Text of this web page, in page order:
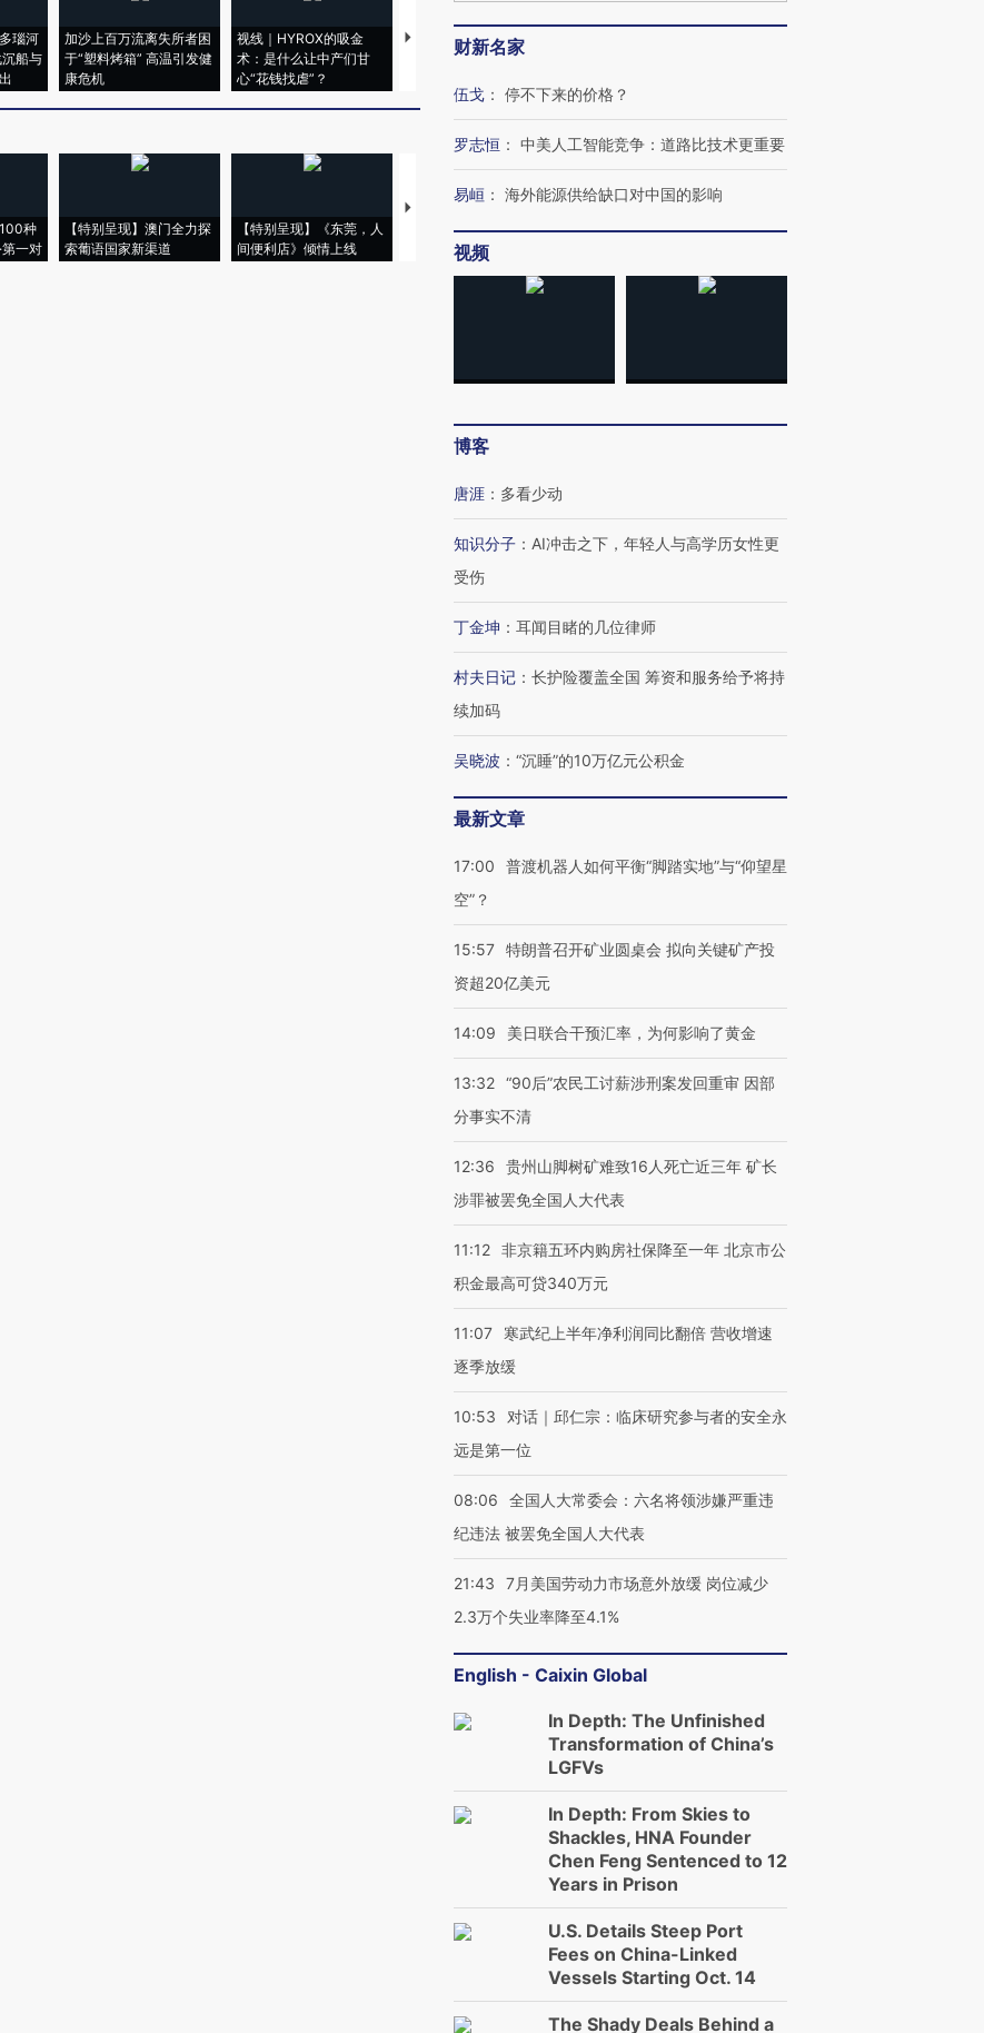
瑙河
船与
加沙上百万流离失所者困
于“塑料烤箱” 高温引发健
康危机
视线｜HYROX的吸金
术：是什么让中产们甘
心“花钱找虐”？
马航飞行员跨国走私7万
粒摇头丸 尿检体内含3种
种
第一对
【特别呈现】澳门全力探
索葡语国家新渠道
【特别呈现】《东莞，人
间便利店》倾情上线
【推广】走进第四届链博
会，让数智科技“链”接产
【特别呈现】寻找100种
CFO：不靠规模取胜，华
财新名家
伍戈 ： 停不下来的价格？
罗志恒 ： 中美人工智能竞争：道路比技术更重要
易峘 ： 海外能源供给缺口对中国的影响
视频
博客
唐涯 ： 多看少动
知识分子 ： AI冲击之下，年轻人与高学历女性更
受伤
丁金坤 ： 耳闻目睹的几位律师
村夫日记 ： 长护险覆盖全国 筹资和服务给予将持
续加码
吴晓波 ： “沉睡”的10万亿元公积金
最新文章
17:00
普渡机器人如何平衡“脚踏实地”与“仰望星
空”？
15:57 特朗普召开矿业圆桌会 拟向关键矿产投
资超20亿美元
14:09 美日联合干预汇率，为何影响了黄金
13:32 “90后”农民工讨薪涉刑案发回重审 因部
分事实不清
12:36
贵州山脚树矿难致16人死亡近三年 矿长
涉罪被罢免全国人大代表
11:12 非京籍五环内购房社保降至一年 北京市公
积金最高可贷340万元
11:07
寒武纪上半年净利润同比翻倍 营收增速
逐季放缓
10:53
对话｜邱仁宗：临床研究参与者的安全永
远是第一位
08:06
全国人大常委会：六名将领涉嫌严重违
纪违法 被罢免全国人大代表
21:43
7月美国劳动力市场意外放缓 岗位减少
2.3万个失业率降至4.1%
English - Caixin Global
In Depth: The Unfinished
Transformation of China’s
LGFVs
In Depth: From Skies to
Shackles, HNA Founder
Chen Feng Sentenced to 12
Years in Prison
U.S. Details Steep Port
Fees on China-Linked
Vessels Starting Oct. 14
The Shady Deals Behind a